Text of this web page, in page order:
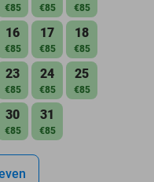
€85 €85 €85
16
€85
17
€85
18
€85
23
€85
24
€85
25
€85
30
€85
31
€85